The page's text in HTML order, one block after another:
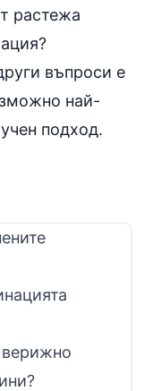
растежа
въпроси е
най-
подход.
верижно